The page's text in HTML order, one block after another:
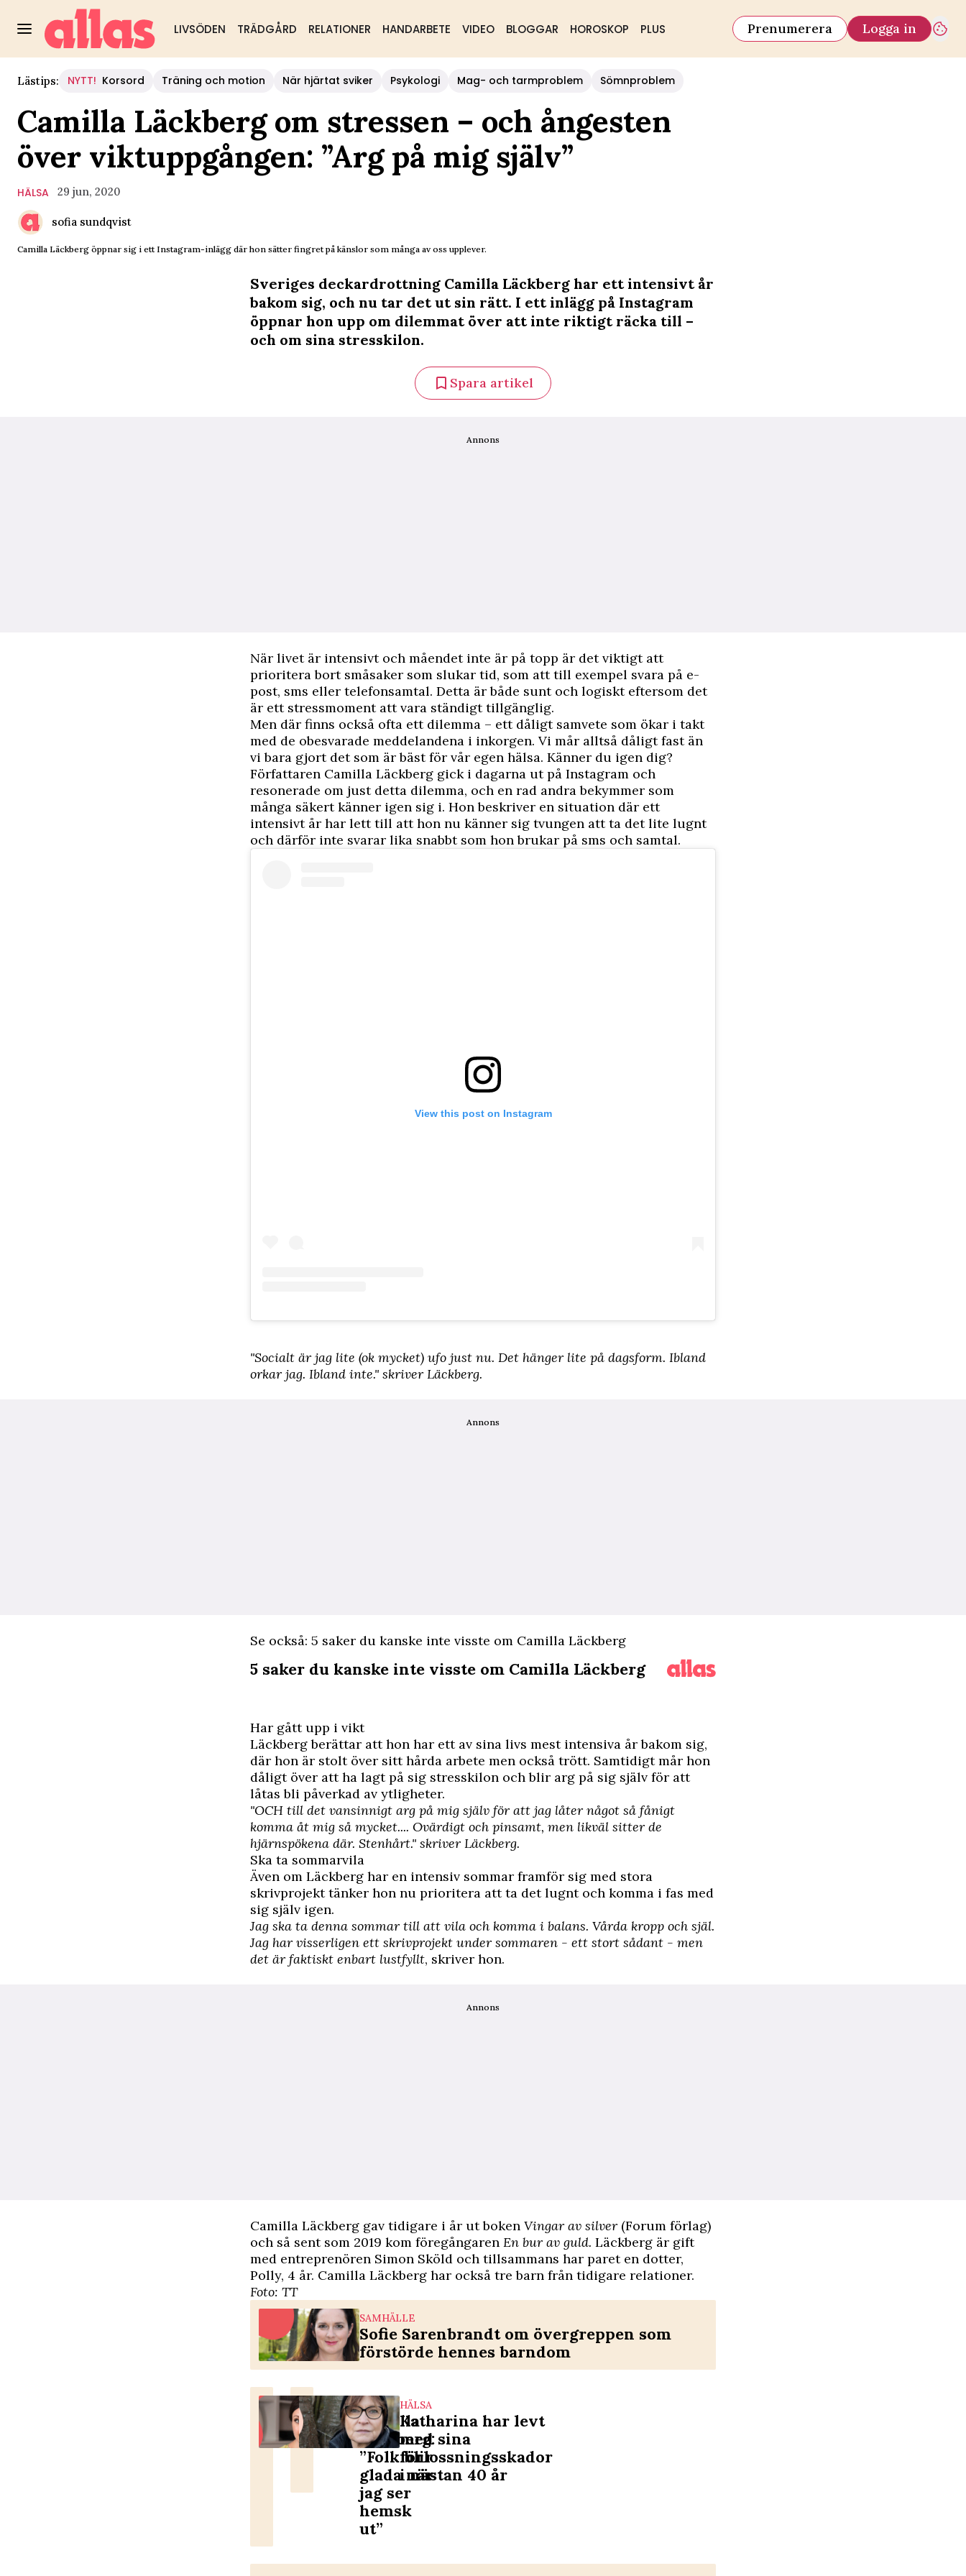
LIVSÖDEN TRÄDGÅRD RELATIONER HANDARBETE VIDEO BLOGGAR HOROSKOP PLUS Prenumerera Logga in
Lästips: NYTT! Korsord Träning och motion När hjärtat sviker Psykologi Mag- och tarmproblem Sömnproblem
Camilla Läckberg om stressen – och ångesten
över viktuppgången: ”Arg på mig själv”
HÄLSA 29 jun, 2020
sofia sundqvist
Camilla Läckberg öppnar sig i ett Instagram-inlägg där hon sätter fingret på känslor som många av oss upplever.
Sveriges deckardrottning Camilla Läckberg har ett intensivt år
bakom sig, och nu tar det ut sin rätt. I ett inlägg på Instagram
öppnar hon upp om dilemmat över att inte riktigt räcka till –
och om sina stresskilon.
Spara artikel
Annons
När livet är intensivt och måendet inte är på topp är det viktigt att
prioritera bort småsaker som slukar tid, som att till exempel svara på e-
post, sms eller telefonsamtal. Detta är både sunt och logiskt eftersom det
är ett stressmoment att vara ständigt tillgänglig.
Men där finns också ofta ett dilemma – ett dåligt samvete som ökar i takt
med de obesvarade meddelandena i inkorgen. Vi mår alltså dåligt fast än
vi bara gjort det som är bäst för vår egen hälsa. Känner du igen dig?
Författaren Camilla Läckberg gick i dagarna ut på Instagram och
resonerade om just detta dilemma, och en rad andra bekymmer som
många säkert känner igen sig i. Hon beskriver en situation där ett
intensivt år har lett till att hon nu känner sig tvungen att ta det lite lugnt
och därför inte svarar lika snabbt som hon brukar på sms och samtal.
View this post on Instagram
"Socialt är jag lite (ok mycket) ufo just nu. Det hänger lite på dagsform. Ibland
orkar jag. Ibland inte." skriver Läckberg.
Annons
Se också: 5 saker du kanske inte visste om Camilla Läckberg
5 saker du kanske inte visste om Camilla Läckberg
Har gått upp i vikt
Läckberg berättar att hon har ett av sina livs mest intensiva år bakom sig,
där hon är stolt över sitt hårda arbete men också trött. Samtidigt mår hon
dåligt över att ha lagt på sig stresskilon och blir arg på sig själv för att
låtas bli påverkad av ytligheter.
"OCH till det vansinnigt arg på mig själv för att jag låter något så fånigt
komma åt mig så mycket.... Ovärdigt och pinsamt, men likväl sitter de
hjärnspökena där. Stenhårt." skriver Läckberg.
Ska ta sommarvila
Även om Läckberg har en intensiv sommar framför sig med stora
skrivprojekt tänker hon nu prioritera att ta det lugnt och komma i fas med
sig själv igen.
Jag ska ta denna sommar till att vila och komma i balans. Vårda kropp och själ.
Jag har visserligen ett skrivprojekt under sommaren - ett stort sådant - men
det är faktiskt enbart lustfyllt, skriver hon.
Annons
Camilla Läckberg gav tidigare i år ut boken Vingar av silver (Forum förlag)
och så sent som 2019 kom föregångaren En bur av guld. Läckberg är gift
med entreprenören Simon Sköld och tillsammans har paret en dotter,
Polly, 4 år. Camilla Läckberg har också tre barn från tidigare relationer.
Foto: TT
SAMHÄLLE
Sofie Sarenbrandt om övergreppen som
förstörde hennes barndom
NÖJE
Camilla
Läckberg:
”Folk blir
glada när
jag ser
hemsk
ut”
HÄLSA
Katharina har levt
med sina
förlossningsskador
i nästan 40 år